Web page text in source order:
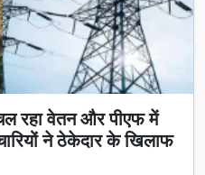
रहा वेतन और पीएफ में
ने ठेकेदार के खिलाफ